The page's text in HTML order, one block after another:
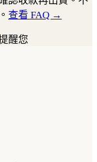
查看 FAQ →
醒您